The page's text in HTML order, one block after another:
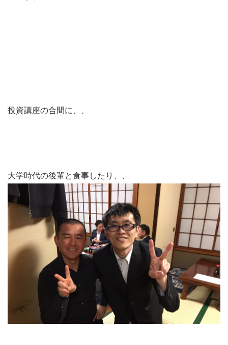
投資講座の合間に、、
大学時代の後輩と食事したり、、